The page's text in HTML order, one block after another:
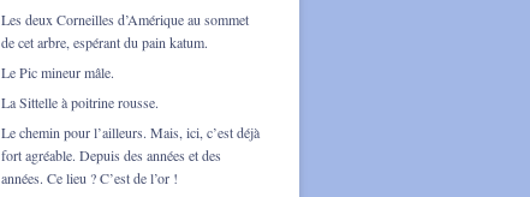
Les deux Corneilles d’Amérique au sommet
de cet arbre, espérant du pain katum.
Le Pic mineur mâle.
La Sittelle à poitrine rousse.
Le chemin pour l’ailleurs. Mais, ici, c’est déjà
fort agréable. Depuis des années et des
années. Ce lieu ? C’est de l’or !